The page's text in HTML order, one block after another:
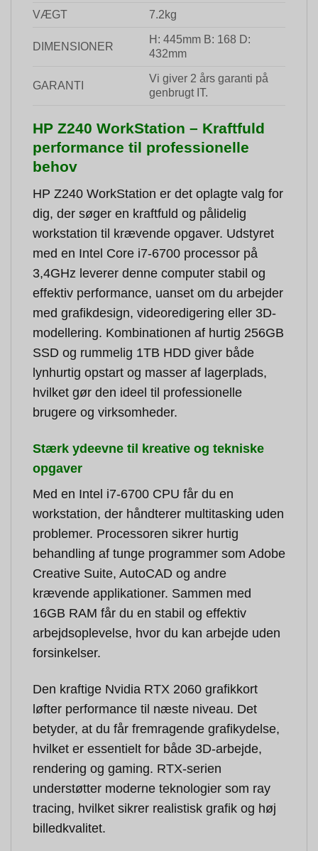
VÆGT 7.2kg
DIMENSIONER
H: 445mm B: 168 D:
432mm
GARANTI
Vi giver 2 års garanti på
genbrugt IT.
HP Z240 WorkStation – Kraftfuld
performance til professionelle
behov
HP Z240 WorkStation er det oplagte valg for
dig, der søger en kraftfuld og pålidelig
workstation til krævende opgaver. Udstyret
med en Intel Core i7-6700 processor på
3,4GHz leverer denne computer stabil og
effektiv performance, uanset om du arbejder
med grafikdesign, videoredigering eller 3D-
modellering. Kombinationen af hurtig 256GB
SSD og rummelig 1TB HDD giver både
lynhurtig opstart og masser af lagerplads,
hvilket gør den ideel til professionelle
brugere og virksomheder.
Stærk ydeevne til kreative og tekniske
opgaver
Med en Intel i7-6700 CPU får du en
workstation, der håndterer multitasking uden
problemer. Processoren sikrer hurtig
behandling af tunge programmer som Adobe
Creative Suite, AutoCAD og andre
krævende applikationer. Sammen med
16GB RAM får du en stabil og effektiv
arbejdsoplevelse, hvor du kan arbejde uden
forsinkelser.
Den kraftige Nvidia RTX 2060 grafikkort
løfter performance til næste niveau. Det
betyder, at du får fremragende grafikydelse,
hvilket er essentielt for både 3D-arbejde,
rendering og gaming. RTX-serien
understøtter moderne teknologier som ray
tracing, hvilket sikrer realistisk grafik og høj
billedkvalitet.